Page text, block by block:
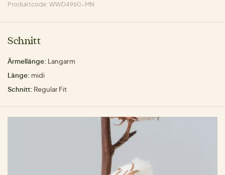
Produktcode: WWD4960-MN
Schnitt
Ärmellänge: Langarm
Länge: midi
Schnitt: Regular Fit